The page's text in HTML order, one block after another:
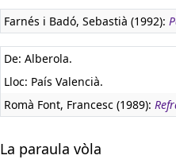
Farnés i Badó, Sebastià (1992):
De: Alberola.
Lloc: País Valencià.
Romà Font, Francesc (1989):
La paraula vòla